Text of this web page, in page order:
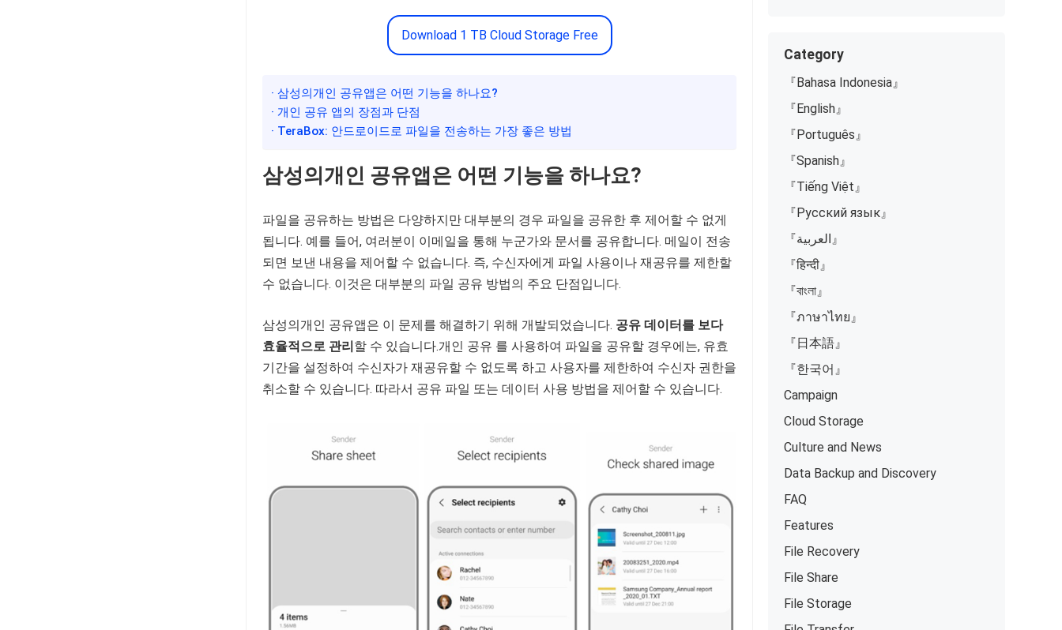
Download 1 TB Cloud Storage Free
· 삼성의개인 공유앱은 어떤 기능을 하나요?
· 개인 공유 앱의 장점과 단점
· TeraBox: 안드로이드로 파일을 전송하는 가장 좋은 방법
삼성의개인 공유앱은 어떤 기능을 하나요?
파일을 공유하는 방법은 다양하지만 대부분의 경우 파일을 공유한 후 제어할 수 없게
됩니다. 예를 들어, 여러분이 이메일을 통해 누군가와 문서를 공유합니다. 메일이 전송
되면 보낸 내용을 제어할 수 없습니다. 즉, 수신자에게 파일 사용이나 재공유를 제한할
수 없습니다. 이것은 대부분의 파일 공유 방법의 주요 단점입니다.
삼성의개인 공유앱은 이 문제를 해결하기 위해 개발되었습니다. 공유 데이터를 보다
효율적으로 관리할 수 있습니다.개인 공유 를 사용하여 파일을 공유할 경우에는, 유효
기간을 설정하여 수신자가 재공유할 수 없도록 하고 사용자를 제한하여 수신자 권한을
취소할 수 있습니다. 따라서 공유 파일 또는 데이터 사용 방법을 제어할 수 있습니다.
Category
『Bahasa Indonesia』
『English』
『Português』
『Spanish』
『Tiếng Việt』
『Русский язык』
『العربية』
『हिन्दी』
『বাংলা』
『ภาษาไทย』
『日本語』
『한국어』
Campaign
Cloud Storage
Culture and News
Data Backup and Discovery
FAQ
Features
File Recovery
File Share
File Storage